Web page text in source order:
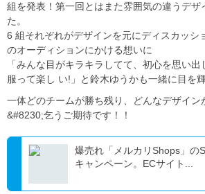
組を発表！第一回とはまた雰囲気の違うデザ
た。
6 組それぞれがデザインを元にディスカッシ
のオーディションにかける想いに
「みんな目がキラキラしてて、初心を思い
服って楽し い!」と鈴木ゆうかも一緒に目を
一体どのチームが勝ち残り、どんなデザイン
&#8230;乞うご期待です！！
爆売れ「メルカリShops」の
キャンペーン。ECサイト...